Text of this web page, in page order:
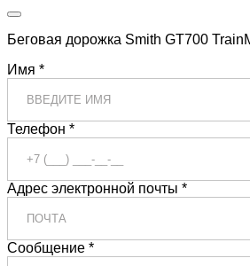
Беговая дорожка Smith GT700
Имя *
Телефон *
Адрес электронной почты *
Сообщение *